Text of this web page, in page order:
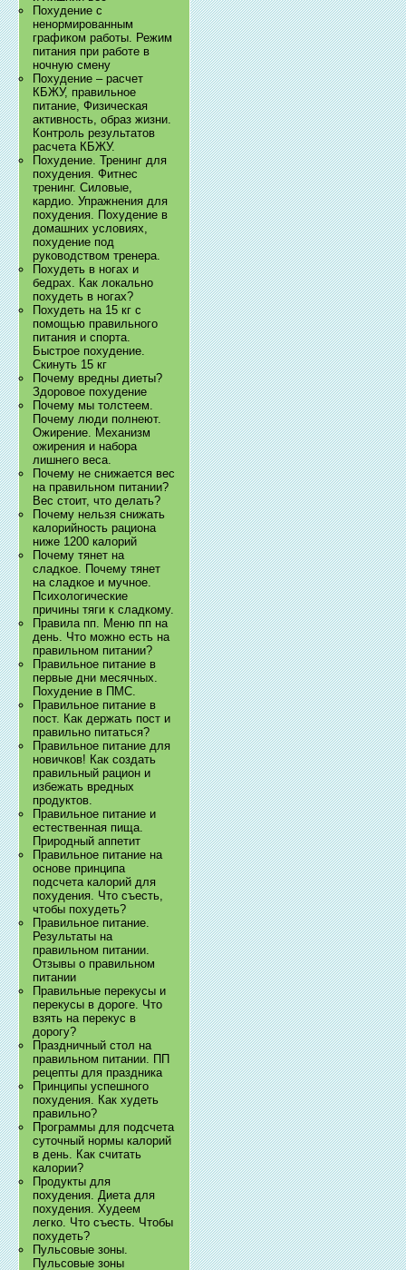
Похудение с
ненормированным
графиком работы. Режим
питания при работе в
ночную смену
Похудение – расчет
КБЖУ, правильное
питание, Физическая
активность, образ жизни.
Контроль результатов
расчета КБЖУ.
Похудение. Тренинг для
похудения. Фитнес
тренинг. Силовые,
кардио. Упражнения для
похудения. Похудение в
домашних условиях,
похудение под
руководством тренера.
Похудеть в ногах и
бедрах. Как локально
похудеть в ногах?
Похудеть на 15 кг с
помощью правильного
питания и спорта.
Быстрое похудение.
Скинуть 15 кг
Почему вредны диеты?
Здоровое похудение
Почему мы толстеем.
Почему люди полнеют.
Ожирение. Механизм
ожирения и набора
лишнего веса.
Почему не снижается вес
на правильном питании?
Вес стоит, что делать?
Почему нельзя снижать
калорийность рациона
ниже 1200 калорий
Почему тянет на
сладкое. Почему тянет
на сладкое и мучное.
Психологические
причины тяги к сладкому.
Правила пп. Меню пп на
день. Что можно есть на
правильном питании?
Правильное питание в
первые дни месячных.
Похудение в ПМС.
Правильное питание в
пост. Как держать пост и
правильно питаться?
Правильное питание для
новичков! Как создать
правильный рацион и
избежать вредных
продуктов.
Правильное питание и
естественная пища.
Природный аппетит
Правильное питание на
основе принципа
подсчета калорий для
похудения. Что съесть,
чтобы похудеть?
Правильное питание.
Результаты на
правильном питании.
Отзывы о правильном
питании
Правильные перекусы и
перекусы в дороге. Что
взять на перекус в
дорогу?
Праздничный стол на
правильном питании. ПП
рецепты для праздника
Принципы успешного
похудения. Как худеть
правильно?
Программы для подсчета
суточный нормы калорий
в день. Как считать
калории?
Продукты для
похудения. Диета для
похудения. Худеем
легко. Что съесть. Чтобы
похудеть?
Пульсовые зоны.
Пульсовые зоны